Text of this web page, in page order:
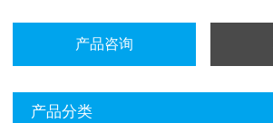
产品咨询
产品分类